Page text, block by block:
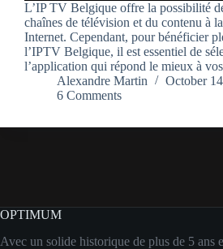
L’IP TV Belgique offre la possibilité
chaînes de télévision et du contenu à
Internet. Cependant, pour bénéficier
l’IPTV Belgique, il est essentiel de
l’application qui répond le mieux à
Alexandre Martin
October
6 Comments
OPTIMUM
Avec un solide historique de plus de 5 ans